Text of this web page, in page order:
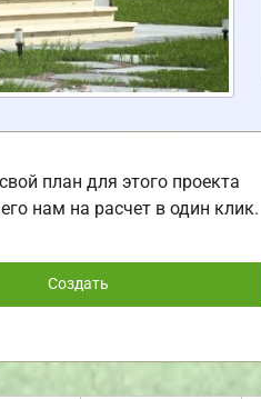
план для этого проекта
нам на расчет в один клик.
Создать